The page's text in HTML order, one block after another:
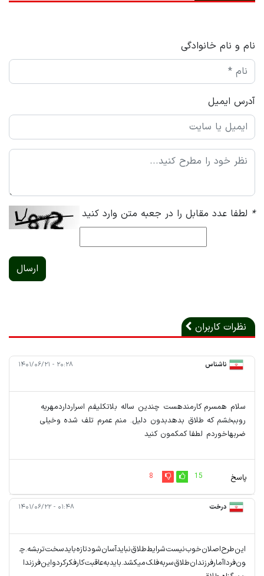
نام و نام خانوادگی
آدرس ایمیل
* لطفا عدد مقابل را در جعبه متن وارد کنید
ارسال
نظرات کاربران
ناشناس ۲۰:۲۸ - ۱۴۰۱/۰۶/۲۱
سلام همسرم کارمندهست چندین ساله بلاتکلیفم اسرارداردمهریه
روببخشم که طلاق بدهدبدون دلیل. منم عمرم تلف شده وخیلی
ضربهاخوردم لطفا کمکمون کنید
پاسخ 15
8
درخت ۰۱:۴۸ - ۱۴۰۱/۰۶/۲۲
این‌طرح‌اصلان‌خوب‌نیست‌شرایط‌طلاق‌نبایدآسان‌شود‌تازه‌بایدسخت‌تربشه.چ
ون‌فرداآمارفرزندان‌طلاق‌سربه‌فلک‌میکشد.بایدبه‌عاقبت‌کارفکرکرد‌واین‌فرزندا